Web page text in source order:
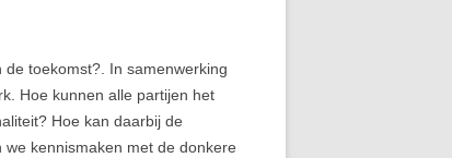
toekomst?. In samenwerking
Hoe kunnen alle partijen het
Hoe kan daarbij de
kennismaken met de donkere